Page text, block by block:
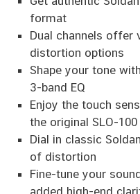
format
Dual channels offer
distortion options
Shape your tone
3-band EQ
Enjoy the touch
the original SLO-100
Dial in classic
of distortion
Fine-tune your